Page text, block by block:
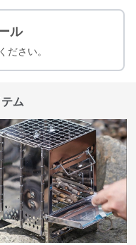
ル
ださい。
ム